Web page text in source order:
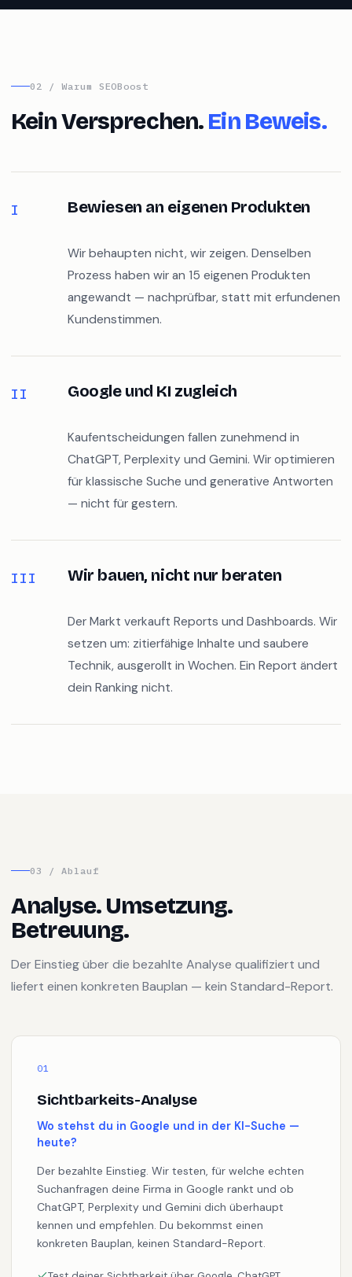
Kein Versprechen. Ein Beweis.
Bewiesen an eigenen Produkten
Wir behaupten nicht, wir zeigen. Denselben
Prozess haben wir an 15 eigenen Produkten
angewandt — nachprüfbar, statt mit erfundenen
Google und KI zugleich
Kaufentscheidungen fallen zunehmend in
ChatGPT, Perplexity und Gemini. Wir optimieren
für klassische Suche und generative Antworten
— nicht für gestern.
Wir bauen, nicht nur beraten
Der Markt verkauft Reports und Dashboards. Wir
setzen um: zitierfähige Inhalte und saubere
Technik, ausgerollt in Wochen. Ein Report ändert
dein Ranking nicht.
Analyse. Umsetzung.
Betreuung.
Der Einstieg über die bezahlte Analyse qualifiziert und
liefert einen konkreten Bauplan — kein Standard-Report.
Sichtbarkeits-Analyse
Wo stehst du in Google und in der KI-Suche —
Der bezahlte Einstieg. Wir testen, für welche echten
Suchanfragen deine Firma in Google rankt und ob
ChatGPT, Perplexity und Gemini dich überhaupt
kennen und empfehlen. Du bekommst einen